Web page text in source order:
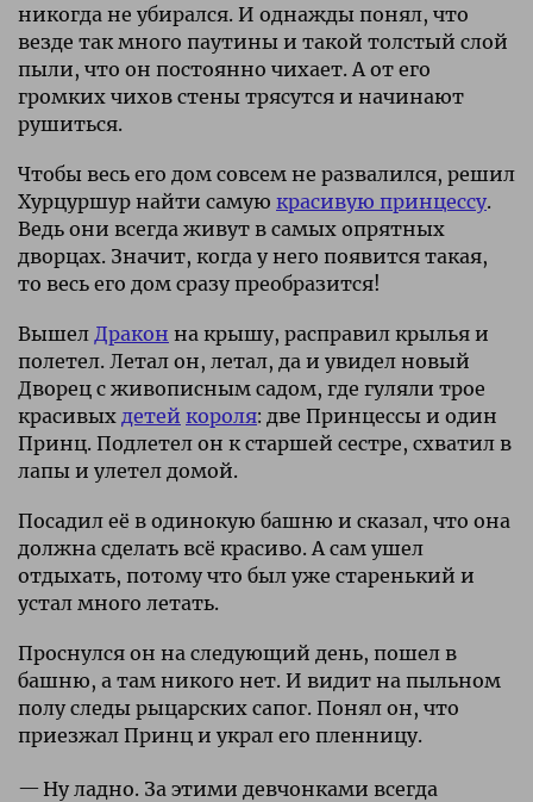
никогда не убирался. И однажды понял, что
везде так много паутины и такой толстый слой
пыли, что он постоянно чихает. А от его
громких чихов стены трясутся и начинают
рушиться.
Чтобы весь его дом совсем не развалился, решил
Хурцуршур найти самую красивую принцессу.
Ведь они всегда живут в самых опрятных
дворцах. Значит, когда у него появится такая,
то весь его дом сразу преобразится!
Вышел Дракон на крышу, расправил крылья и
полетел. Летал он, летал, да и увидел новый
Дворец с живописным садом, где гуляли трое
красивых детей короля: две Принцессы и один
Принц. Подлетел он к старшей сестре, схватил в
лапы и улетел домой.
Посадил её в одинокую башню и сказал, что она
должна сделать всё красиво. А сам ушел
отдыхать, потому что был уже старенький и
устал много летать.
Проснулся он на следующий день, пошел в
башню, а там никого нет. И видит на пыльном
полу следы рыцарских сапог. Понял он, что
приезжал Принц и украл его пленницу.
Ну ладно. За этими девчонками всегда